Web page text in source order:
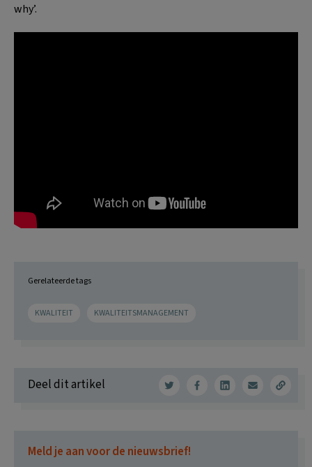
why’.
Gerelateerde tags
KWALITEIT KWALITEITSMANAGEMENT
Deel dit artikel
Meld je aan voor de nieuwsbrief!